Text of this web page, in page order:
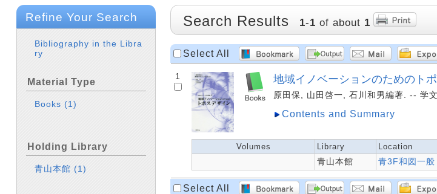
Refine Your Search
Bibliography in the Libra
ry
Material Type
Books(1)
Holding Library
青山本館(1)
Search Results 1-1 of about 1
Select All
1 地域イノベーションのためのト
原田保, 山田啓一, 石川和男編著. -- 学
Contents and Summary
Volumes Library Location
青山本館 青3F和図一般
Select All